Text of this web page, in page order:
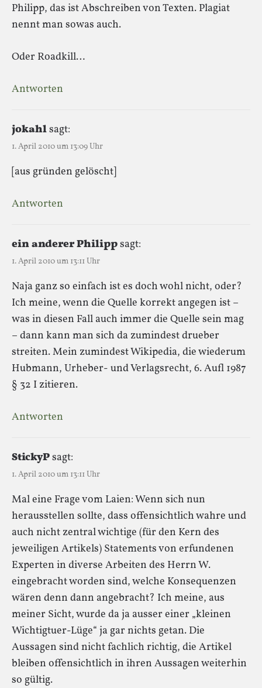
Philipp, das ist Abschreiben von Texten. Plagiat
nennt man sowas auch.
Oder Roadkill…
Antworten
jokahlsagt:
1. April 2010 um 13:09 Uhr
[aus gründen gelöscht]
Antworten
ein anderer Philippsagt:
1. April 2010 um 13:11 Uhr
Naja ganz so einfach ist es doch wohl nicht, oder?
Ich meine, wenn die Quelle korrekt angegen ist –
was in diesen Fall auch immer die Quelle sein mag
– dann kann man sich da zumindest drueber
streiten. Mein zumindest Wikipedia, die wiederum
Hubmann, Urheber- und Verlagsrecht, 6. Aufl 1987
§ 32 I zitieren.
Antworten
StickyPsagt:
1. April 2010 um 13:11 Uhr
Mal eine Frage vom Laien: Wenn sich nun
herausstellen sollte, dass offensichtlich wahre und
auch nicht zentral wichtige (für den Kern des
jeweiligen Artikels) Statements von erfundenen
Experten in diverse Arbeiten des Herrn W.
eingebracht worden sind, welche Konsequenzen
wären denn dann angebracht? Ich meine, aus
meiner Sicht, wurde da ja ausser einer „kleinen
Wichtigtuer-Lüge“ ja gar nichts getan. Die
Aussagen sind nicht fachlich richtig, die Artikel
bleiben offensichtlich in ihren Aussagen weiterhin
so gültig.